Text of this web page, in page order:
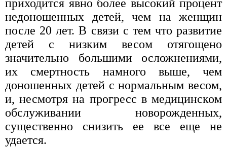
приходится явно более высокий процент
недоношенных детей, чем на женщин
после 20 лет. В связи с тем что развитие
детей с низким весом отягощено
значительно большими осложнениями,
их смертность намного выше, чем
доношенных детей с нормальным весом,
и, несмотря на прогресс в медицинском
обслуживании новорожденных,
существенно снизить ее все еще не
удается.